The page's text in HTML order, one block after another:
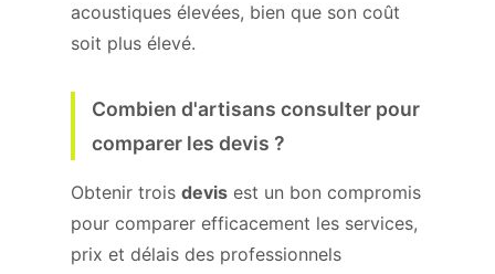
acoustiques élevées, bien que son coût
soit plus élevé.
Combien d'artisans consulter pour
comparer les devis ?
Obtenir trois devis est un bon compromis
pour comparer efficacement les services,
prix et délais des professionnels